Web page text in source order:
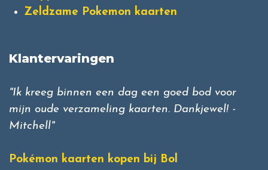
Zeldzame Pokemon kaarten
Klantervaringen
"Ik kreeg binnen een dag een goed bod voor
mijn oude verzameling kaarten. Dankjewel! -
Mitchell"
Pokémon kaarten kopen bij Bol